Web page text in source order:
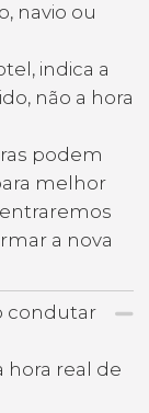
navio ou
indica a
não a hora
podem
melhor
a nova
condutar
hora real de